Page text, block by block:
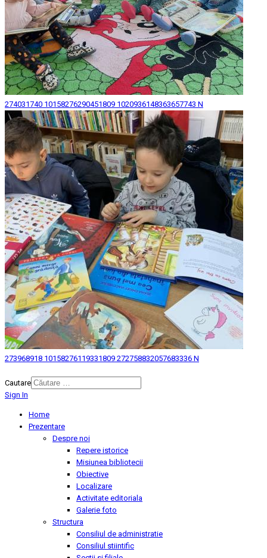
274031740 10158276290451809 1020936148363657743 N
273968918 10158276119331809 272758832057683336 N
Cautare
Sign In
Home
Prezentare
Despre noi
Repere istorice
Misiunea bibliotecii
Obiective
Localizare
Activitate editoriala
Galerie foto
Structura
Consiliul de administratie
Consiliul stiintific